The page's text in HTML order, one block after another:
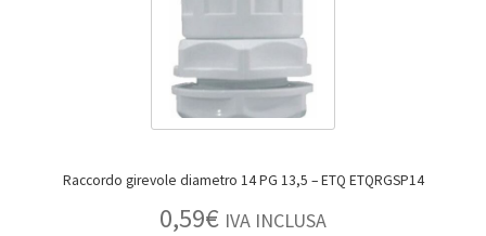
Raccordo girevole diametro 14 PG 13,5 – ETQ ETQRGSP14
0,59€ IVA INCLUSA